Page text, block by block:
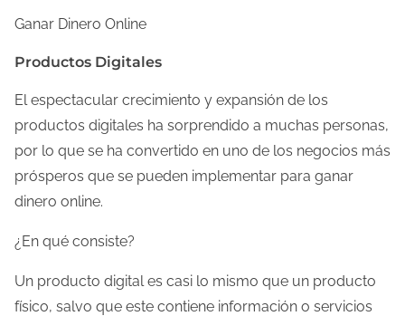
a
e
l
a
Ganar Dinero Online
Productos Digitales
El espectacular crecimiento y expansión de los
productos digitales ha sorprendido a muchas personas,
por lo que se ha convertido en uno de los negocios más
prósperos que se pueden implementar para ganar
dinero online.
¿En qué consiste?
Un producto digital es casi lo mismo que un producto
físico, salvo que este contiene información o servicios